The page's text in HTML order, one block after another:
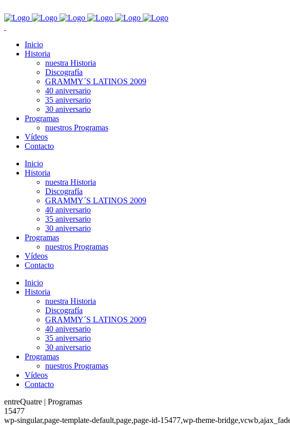
Inicio
Historia
nuestra Historia
Discografía
GRAMMY´S LATINOS 2009
40 aniversario
35 aniversario
30 aniversario
Programas
nuestros Programas
Vídeos
Contacto
Inicio
Historia
nuestra Historia
Discografía
GRAMMY´S LATINOS 2009
40 aniversario
35 aniversario
30 aniversario
Programas
nuestros Programas
Vídeos
Contacto
Inicio
Historia
nuestra Historia
Discografía
GRAMMY´S LATINOS 2009
40 aniversario
35 aniversario
30 aniversario
Programas
nuestros Programas
Vídeos
Contacto
entreQuatre | Programas
15477
wp-singular,page-template-default,page,page-id-15477,wp-theme-